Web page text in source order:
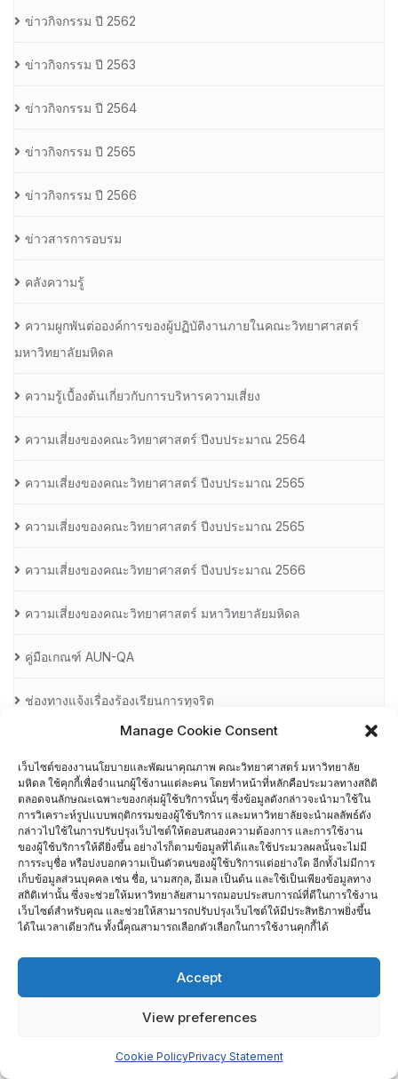
Manage Cookie Consent
เว็บไซต์ของงานนโยบายและพัฒนาคุณภาพ คณะวิทยาศาสตร์ มหาวิทยาลัย
มหิดล ใช้คุกกี้เพื่อจำแนกผู้ใช้งานแต่ละคน โดยทำหน้าที่หลักคือประมวลทางสถิติ
ตลอดจนลักษณะเฉพาะของกลุ่มผู้ใช้บริการนั้นๆ ซึ่งข้อมูลดังกล่าวจะนำมาใช้ใน
การวิเคราะห์รูปแบบพฤติกรรมของผู้ใช้บริการ และมหาวิทยาลัยจะนำผลลัพธ์ดัง
กล่าวไปใช้ในการปรับปรุงเว็บไซต์ให้ตอบสนองความต้องการ และการใช้งาน
ของผู้ใช้บริการให้ดียิ่งขึ้น อย่างไรก็ตามข้อมูลที่ได้และใช้ประมวลผลนั้นจะไม่มี
การระบุชื่อ หรือบ่งบอกความเป็นตัวตนของผู้ใช้บริการแต่อย่างใด อีกทั้งไม่มีการ
เก็บข้อมูลส่วนบุคคล เช่น ชื่อ, นามสกุล, อีเมล เป็นต้น และใช้เป็นเพียงข้อมูลทาง
สถิติเท่านั้น ซึ่งจะช่วยให้มหาวิทยาลัยสามารถมอบประสบการณ์ที่ดีในการใช้งาน
เว็บไซต์สำหรับคุณ และช่วยให้สามารถปรับปรุงเว็บไซต์ให้มีประสิทธิภาพยิ่งขึ้น
ได้ในเวลาเดียวกัน ทั้งนี้คุณสามารถเลือกตัวเลือกในการใช้งานคุกกี้ได้
Accept
View preferences
Cookie PolicyPrivacy Statement
ข่าวกิจกรรม ปี 2562
ข่าวกิจกรรม ปี 2563
ข่าวกิจกรรม ปี 2564
ข่าวกิจกรรม ปี 2565
ข่าวกิจกรรม ปี 2566
ข่าวสารการอบรม
คลังความรู้
ความผูกพันต่อองค์การของผู้ปฏิบัติงานภายในคณะวิทยาศาสตร์
มหาวิทยาลัยมหิดล
ความรู้เบื้องต้นเกี่ยวกับการบริหารความเสี่ยง
ความเสี่ยงของคณะวิทยาศาสตร์ ปีงบประมาณ 2564
ความเสี่ยงของคณะวิทยาศาสตร์ ปีงบประมาณ 2565
ความเสี่ยงของคณะวิทยาศาสตร์ ปีงบประมาณ 2565
ความเสี่ยงของคณะวิทยาศาสตร์ ปีงบประมาณ 2566
ความเสี่ยงของคณะวิทยาศาสตร์ มหาวิทยาลัยมหิดล
คู่มือเกณฑ์ AUN-QA
ช่องทางแจ้งเรื่องร้องเรียนการทุจริต
ติดต่อเรา
นย. 05-1 ความต้องการ/ความคาดหวังต่อการเข้าทำงานที่คณะ
วิทยาศาสตร์
นย.02-1 ความพึงพอใจของนักศึกษาต่อสิ่งสนับสนุนการเรียนรู้ คณะ
วิทยาศาสตร์
นย.03-2 ความพึงพอใจของผู้ปฏิบัติงานในสังกัด คณะวิทยาศาสตร์
นย.04-1 ความต้องการ/ความคาดหวังต่อการเข้าศึกษาที่คณะ